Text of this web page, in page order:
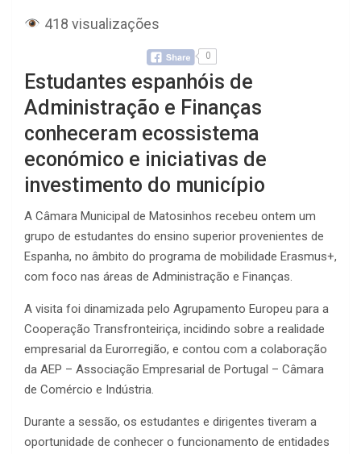
418 visualizações
0
Estudantes espanhóis de
Administração e Finanças
conheceram ecossistema
económico e iniciativas de
investimento do município
A Câmara Municipal de Matosinhos recebeu ontem um
grupo de estudantes do ensino superior provenientes de
Espanha, no âmbito do programa de mobilidade Erasmus+,
com foco nas áreas de Administração e Finanças.
A visita foi dinamizada pelo Agrupamento Europeu para a
Cooperação Transfronteiriça, incidindo sobre a realidade
empresarial da Eurorregião, e contou com a colaboração
da AEP – Associação Empresarial de Portugal – Câmara
de Comércio e Indústria.
Durante a sessão, os estudantes e dirigentes tiveram a
oportunidade de conhecer o funcionamento de entidades